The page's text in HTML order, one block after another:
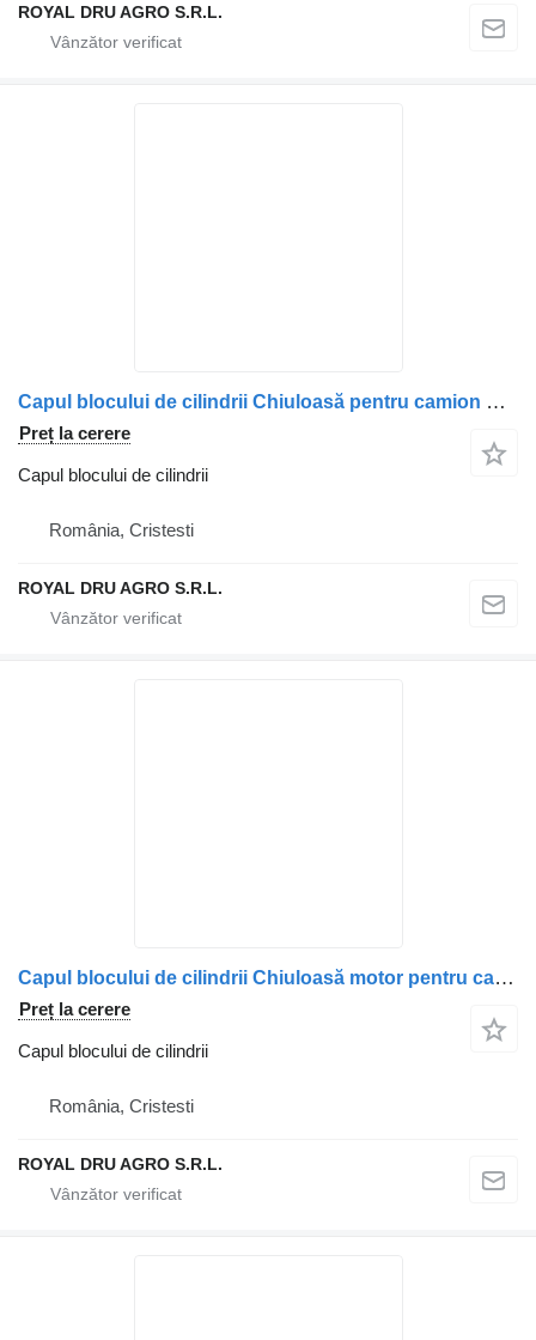
ROYAL DRU AGRO S.R.L.
Capul blocului de cilindrii Chiuloasă pentru camion Scania pentru Motor Diesel, Coduri: 1522361, 1743125, 1804716, 1908204, 1924437, 2005280, 1483900, 570121, 1938801, 2128882, 1912794, 1909204
Preț la cerere
Capul blocului de cilindrii
România, Cristesti
ROYAL DRU AGRO S.R.L.
Capul blocului de cilindrii Chiuloasă motor pentru camion Scania – Coduri: 1846123, 1909203, 1750995, 2062690, 2037442, 2037441, 2057412, 2081239, 2609859, 570997, 570123, 574374
Preț la cerere
Capul blocului de cilindrii
România, Cristesti
ROYAL DRU AGRO S.R.L.